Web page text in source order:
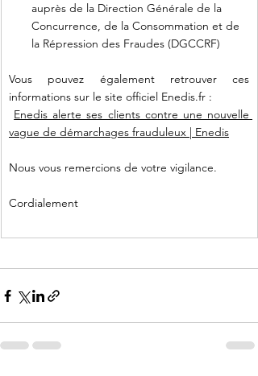
auprès de la Direction Générale de la
Concurrence, de la Consommation et de
la Répression des Fraudes (DGCCRF)
Vous pouvez également retrouver ces
informations sur le site officiel Enedis.fr :
Enedis alerte ses clients contre une nouvelle
vague de démarchages frauduleux | Enedis
Nous vous remercions de votre vigilance.
Cordialement